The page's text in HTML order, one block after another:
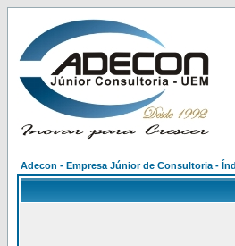
Adecon - Empresa Júnior de Consultoria -